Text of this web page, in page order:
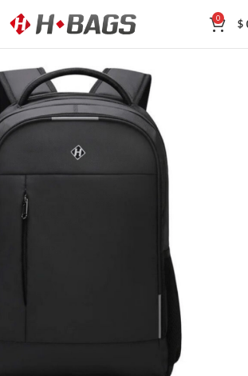
0 $
agrandar